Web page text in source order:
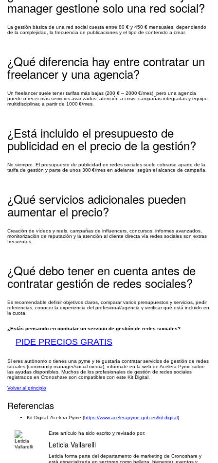
manager gestione solo una red social?
La gestión básica de una red social cuesta entre 80 € y 450 € mensuales, dependiendo
de la complejidad, la frecuencia de publicaciones y el tipo de contenido a crear.
¿Qué diferencia hay entre contratar un
freelancer y una agencia?
Un freelancer suele tener tarifas más bajas (200 € – 2000 €/mes), pero una agencia
puede ofrecer más servicios avanzados, atención a crisis, campañas integradas y equipo
multidisciplinar, a partir de 1000 €/mes.
¿Está incluido el presupuesto de
publicidad en el precio de la gestión?
No siempre. El presupuesto de publicidad en redes sociales suele cobrarse aparte de la
tarifa de gestión y parte de unos 300 €/mes en adelante, según el alcance de campaña.
¿Qué servicios adicionales pueden
aumentar el precio?
Creación de vídeos y reels, campañas de influencers, concursos, informes avanzados,
monitorización de reputación y la atención al cliente directa vía redes sociales son extras
frecuentes.
¿Qué debo tener en cuenta antes de
contratar gestión de redes sociales?
Es recomendable definir objetivos claros, comparar varios presupuestos y servicios, pedir
referencias, conocer la experiencia del profesional/agencia y verificar qué está incluido en
la cuota.
¿Estás pensando en contratar un servicio de gestión de redes sociales?
PIDE PRECIOS GRATIS
Si eres autónomo o tienes una pyme y te gustaría contratar servicios de gestión de redes
sociales (community manager/social media), infórmate en la web de Acelera Pyme sobre
las ayudas disponibles. Muchos de los profesionales de gestión de redes sociales
registrados en Cronoshare son compatibles con este Kit Digital.
Volver al principio
Referencias
Kit Digital. Acelera Pyme (https://www.acelerapyme.gob.es/kit-digital)
Este artículo ha sido escrito y revisado por:
Leticia Vallarelli
Leticia forma parte del departamento de marketing de Cronoshare y
está especializada en sectores como belleza, bienestar, eventos y